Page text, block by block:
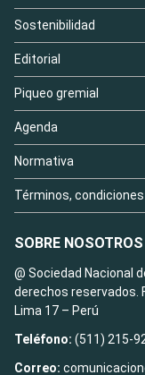
Sostenibilidad
Editorial
Piqueo gremial
Agenda
Normativa
Términos,
SOBRE NOSOTROS
@ Sociedad Nacional
derechos reservados.
Lima 17 – Perú
Teléfono: (511) 215-
Correo: